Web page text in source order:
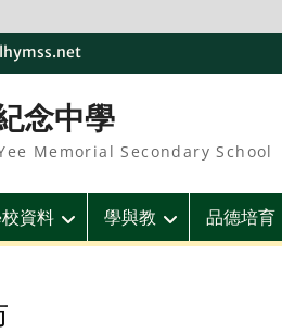
念中學
Memorial Secondary School
資料 學與教 品德培育